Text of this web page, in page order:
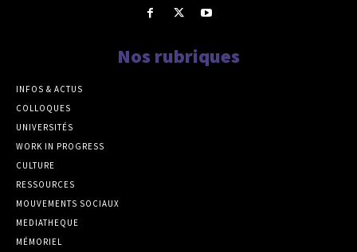
Nos rubriques
INFOS & ACTUS
COLLOQUES
UNIVERSITÉS
WORK IN PROGRESS
CULTURE
RESSOURCES
MOUVEMENTS SOCIAUX
MEDIATHEQUE
MÉMORIEL